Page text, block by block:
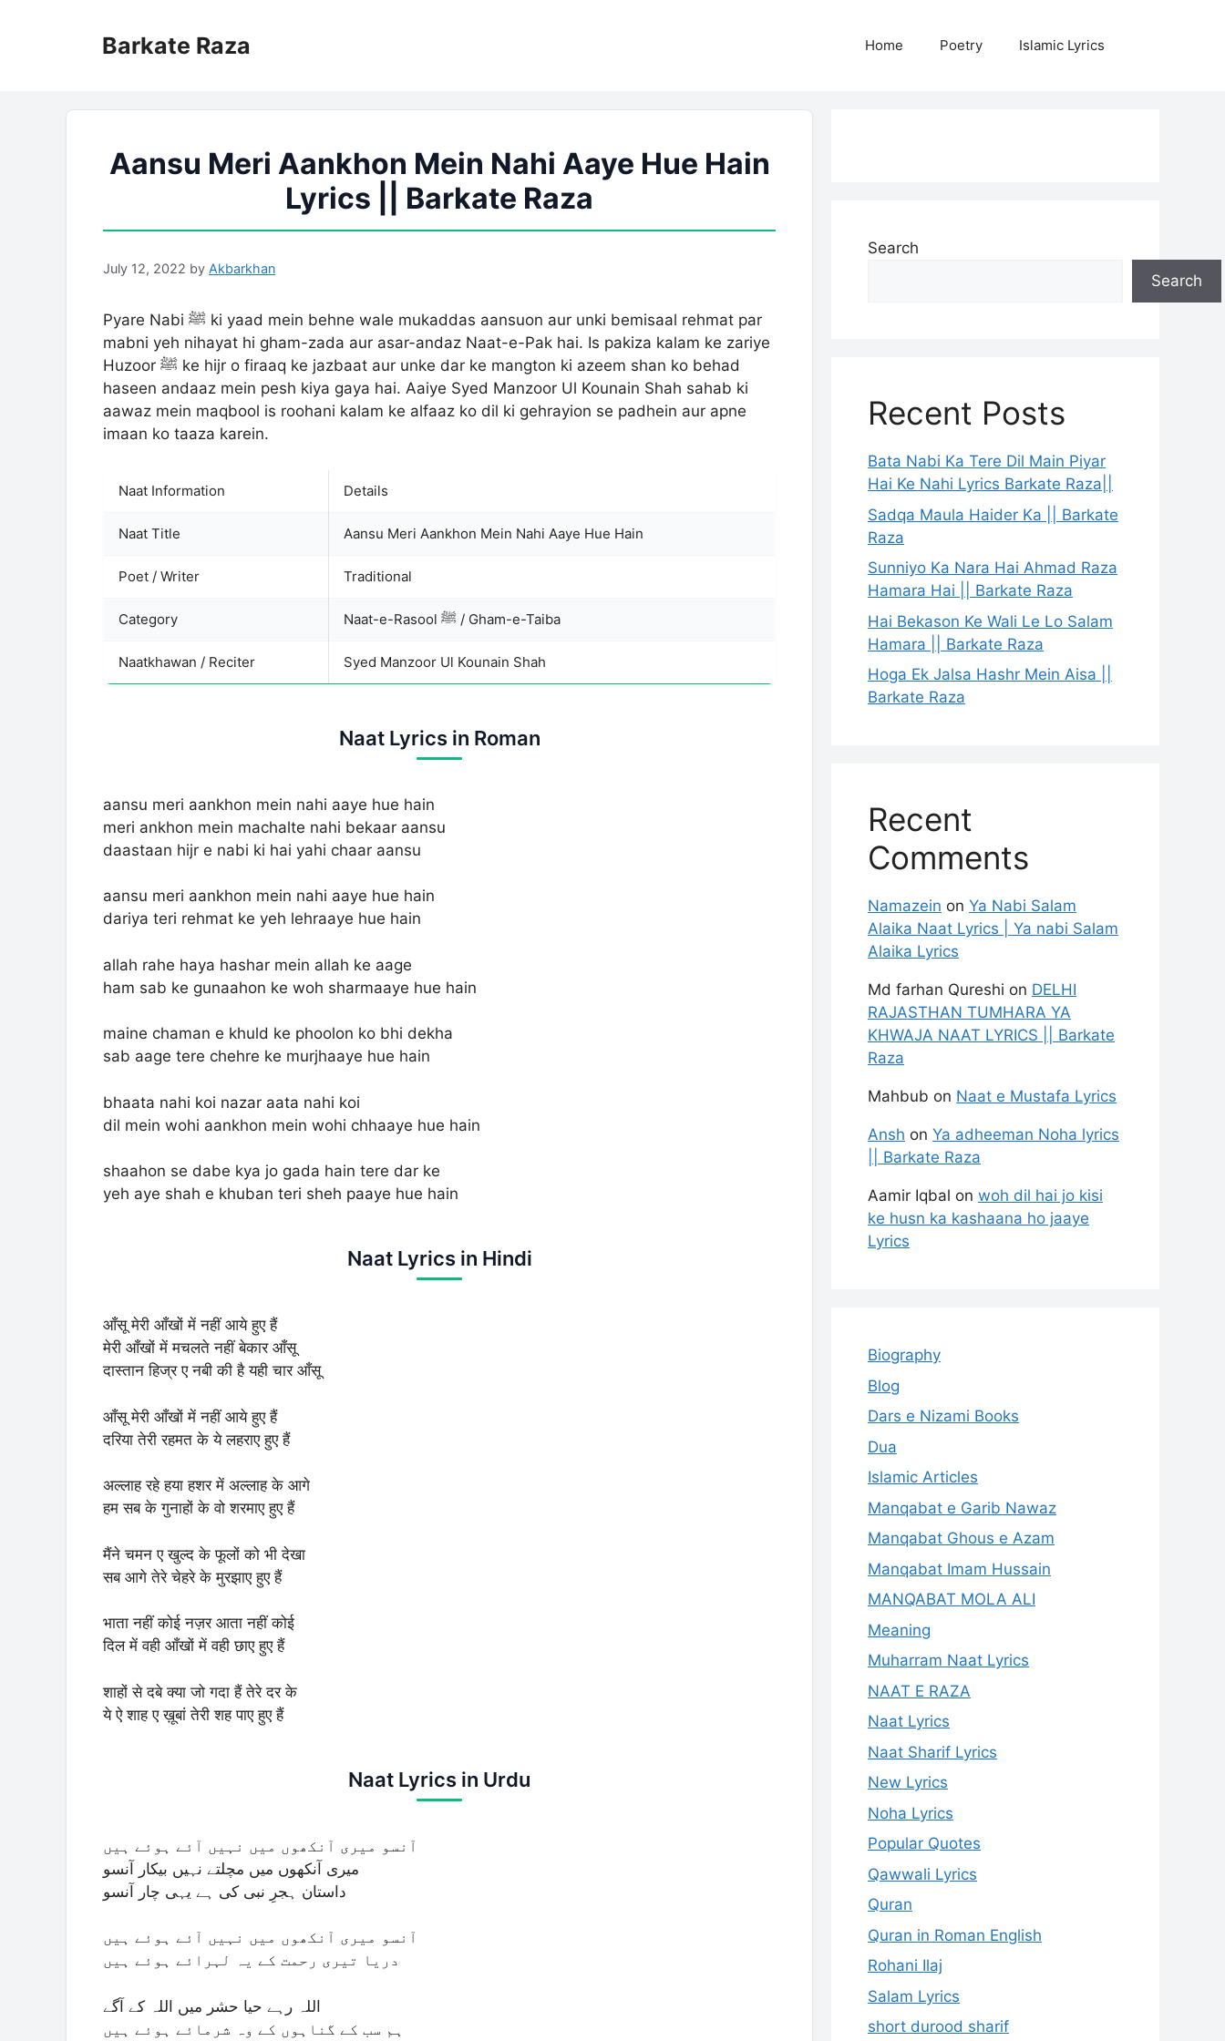
Barkate Raza Home Poetry Islamic Lyrics
Aansu Meri Aankhon Mein Nahi Aaye Hue Hain
Lyrics || Barkate Raza
July 12, 2022 by Akbarkhan
Pyare Nabi ﷺ ki yaad mein behne wale mukaddas aansuon aur unki bemisaal rehmat par
mabni yeh nihayat hi gham-zada aur asar-andaz Naat-e-Pak hai. Is pakiza kalam ke zariye
Huzoor ﷺ ke hijr o firaaq ke jazbaat aur unke dar ke mangton ki azeem shan ko behad
haseen andaaz mein pesh kiya gaya hai. Aaiye Syed Manzoor Ul Kounain Shah sahab ki
aawaz mein maqbool is roohani kalam ke alfaaz ko dil ki gehrayion se padhein aur apne
imaan ko taaza karein.
Naat Information Details
Naat Title Aansu Meri Aankhon Mein Nahi Aaye Hue Hain
Poet / Writer Traditional
Category Naat-e-Rasool ﷺ / Gham-e-Taiba
Naatkhawan / Reciter Syed Manzoor Ul Kounain Shah
Naat Lyrics in Roman
aansu meri aankhon mein nahi aaye hue hain
meri ankhon mein machalte nahi bekaar aansu
daastaan hijr e nabi ki hai yahi chaar aansu
aansu meri aankhon mein nahi aaye hue hain
dariya teri rehmat ke yeh lehraaye hue hain
allah rahe haya hashar mein allah ke aage
ham sab ke gunaahon ke woh sharmaaye hue hain
maine chaman e khuld ke phoolon ko bhi dekha
sab aage tere chehre ke murjhaaye hue hain
bhaata nahi koi nazar aata nahi koi
dil mein wohi aankhon mein wohi chhaaye hue hain
shaahon se dabe kya jo gada hain tere dar ke
yeh aye shah e khuban teri sheh paaye hue hain
Naat Lyrics in Hindi
आँसू मेरी आँखों में नहीं आये हुए हैं
मेरी आँखों में मचलते नहीं बेकार आँसू
दास्तान हिज्र ए नबी की है यही चार आँसू
आँसू मेरी आँखों में नहीं आये हुए हैं
दरिया तेरी रहमत के ये लहराए हुए हैं
अल्लाह रहे हया हशर में अल्लाह के आगे
हम सब के गुनाहों के वो शरमाए हुए हैं
मैंने चमन ए खुल्द के फूलों को भी देखा
सब आगे तेरे चेहरे के मुरझाए हुए हैं
भाता नहीं कोई नज़र आता नहीं कोई
दिल में वही आँखों में वही छाए हुए हैं
शाहों से दबे क्या जो गदा हैं तेरे दर के
ये ऐ शाह ए ख़ूबां तेरी शह पाए हुए हैं
Naat Lyrics in Urdu
آنسو میری آنکھوں میں نہیں آئے ہوئے ہیں
میری آنکھوں میں مچلتے نہیں بیکار آنسو
داستان ہجرِ نبی کی ہے یہی چار آنسو
آنسو میری آنکھوں میں نہیں آئے ہوئے ہیں
دریا تیری رحمت کے یہ لہرائے ہوئے ہیں
اللہ رہے حیا حشر میں اللہ کے آگے
ہم سب کے گناہوں کے وہ شرمائے ہوئے ہیں
Search
Search
Recent Posts
Bata Nabi Ka Tere Dil Main Piyar
Hai Ke Nahi Lyrics Barkate Raza||
Sadqa Maula Haider Ka || Barkate
Raza
Sunniyo Ka Nara Hai Ahmad Raza
Hamara Hai || Barkate Raza
Hai Bekason Ke Wali Le Lo Salam
Hamara || Barkate Raza
Hoga Ek Jalsa Hashr Mein Aisa ||
Barkate Raza
Recent
Comments
Namazein on Ya Nabi Salam
Alaika Naat Lyrics | Ya nabi Salam
Alaika Lyrics
Md farhan Qureshi on DELHI
RAJASTHAN TUMHARA YA
KHWAJA NAAT LYRICS || Barkate
Raza
Mahbub on Naat e Mustafa Lyrics
Ansh on Ya adheeman Noha lyrics
|| Barkate Raza
Aamir Iqbal on woh dil hai jo kisi
ke husn ka kashaana ho jaaye
Lyrics
Biography
Blog
Dars e Nizami Books
Dua
Islamic Articles
Manqabat e Garib Nawaz
Manqabat Ghous e Azam
Manqabat Imam Hussain
MANQABAT MOLA ALI
Meaning
Muharram Naat Lyrics
NAAT E RAZA
Naat Lyrics
Naat Sharif Lyrics
New Lyrics
Noha Lyrics
Popular Quotes
Qawwali Lyrics
Quran
Quran in Roman English
Rohani Ilaj
Salam Lyrics
short durood sharif